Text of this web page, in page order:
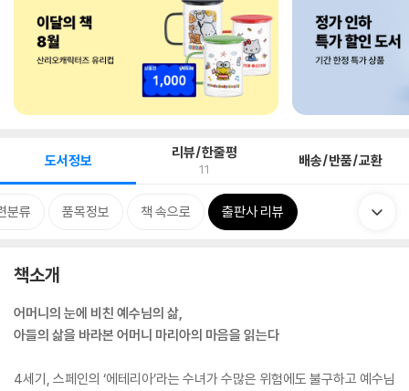
도서정보 리뷰/한줄평
11 배송/반품/교환
분류 품목정보 책 속으로 출판사 리뷰
책소개
어머니의 눈에 비친 예수님의 삶,
아들의 삶을 바라본 어머니 마리아의 마음을 읽는다
4세기, 스페인의 ‘에테리아’라는 수녀가 수많은 위험에도 불구하고 예수님